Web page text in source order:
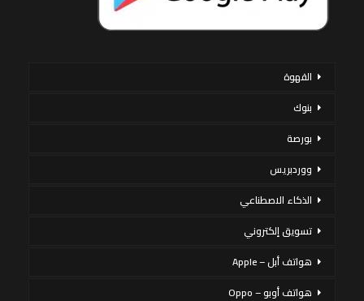
القهوة
بنوك
بورصة
ووردبريس
الذكاء الاصطناعي
تسويق إلكتروني
هواتف أبل – Apple
هواتف أوبو – Oppo